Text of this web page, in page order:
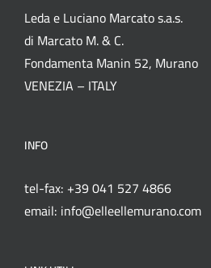
Leda e Luciano Marcato s.a.s.
di Marcato M. & C.
Fondamenta Manin 52, Murano
VENEZIA – ITALY
INFO
tel-fax: +39 041 527 4866
email: info@elleellemurano.com